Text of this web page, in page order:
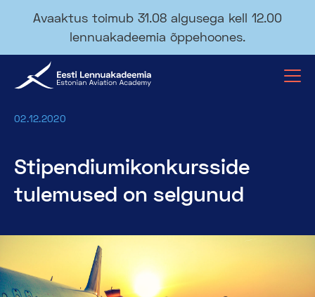
Avaaktus toimub 31.08 algusega kell 12.00
lennuakadeemia õppehoones.
02.12.2020
Stipendiumikonkursside
tulemused on selgunud